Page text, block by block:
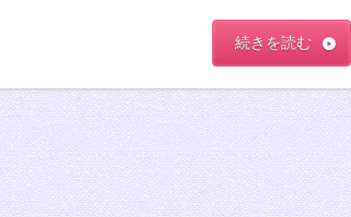
続きを読む